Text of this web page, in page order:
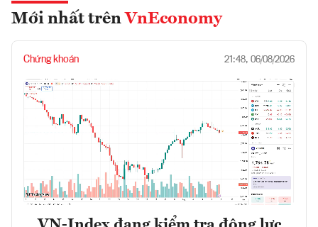
Mới nhất trên VnEconomy
Chứng khoán 21:48, 06/08/2026